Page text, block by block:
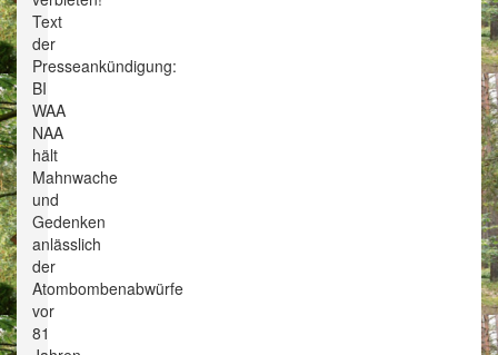
Text
der
Presseankündigung:
BI
WAA
NAA
hält
Mahnwache
und
Gedenken
anlässlich
der
Atombombenabwürfe
vor
81